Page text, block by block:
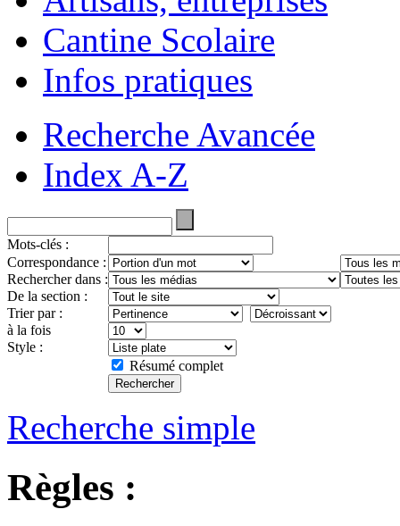
Cantine Scolaire
Infos pratiques
Recherche Avancée
Index A-Z
Mots-clés :
Correspondance :
Rechercher dans :
De la section :
Trier par :
à la fois
Style :
Résumé complet
Recherche simple
Règles :